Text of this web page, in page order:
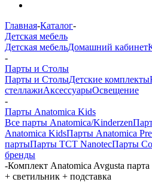
Главная-Каталог-
Детская мебель
Детская мебельДомашний кабинет
-
Парты и Столы
Парты и СтолыДетские комплекты
стеллажиАксессуарыОсвещение
-
Парты Anatomica Kids
Все парты Anatomica/Kinderzen
Anatomica KidsПарты Anatomica
партыПарты TCT NanotecПарты
бренды
-Комплект Anatomica Avgusta
+ светильник + подставка